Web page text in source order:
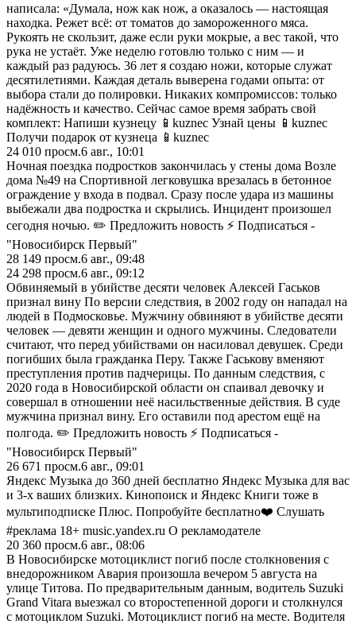
написала: «Думала, нож как нож, а оказалось — настоящая
находка. Режет всё: от томатов до замороженного мяса.
Рукоять не скользит, даже если руки мокрые, а вес такой, что
рука не устаёт. Уже неделю готовлю только с ним — и
каждый раз радуюсь. 36 лет я создаю ножи, которые служат
десятилетиями. Каждая деталь выверена годами опыта: от
выбора стали до полировки. Никаких компромиссов: только
надёжность и качество. Сейчас самое время забрать свой
комплект: Напиши кузнецу 📱kuznec Узнай цены 📱kuznec
Получи подарок от кузнеца 📱kuznec
24 010 просм.6 авг., 10:01
Ночная поездка подростков закончилась у стены дома Возле
дома №49 на Спортивной легковушка врезалась в бетонное
ограждение у входа в подвал. Сразу после удара из машины
выбежали два подростка и скрылись. Инцидент произошел
сегодня ночью. ✏️ Предложить новость ⚡ Подписаться -
"Новосибирск Первый"
28 149 просм.6 авг., 09:48
24 298 просм.6 авг., 09:12
Обвиняемый в убийстве десяти человек Алексей Гаськов
признал вину По версии следствия, в 2002 году он нападал на
людей в Подмосковье. Мужчину обвиняют в убийстве десяти
человек — девяти женщин и одного мужчины. Следователи
считают, что перед убийствами он насиловал девушек. Среди
погибших была гражданка Перу. Также Гаськову вменяют
преступления против падчерицы. По данным следствия, с
2020 года в Новосибирской области он спаивал девочку и
совершал в отношении неё насильственные действия. В суде
мужчина признал вину. Его оставили под арестом ещё на
полгода. ✏️ Предложить новость ⚡ Подписаться -
"Новосибирск Первый"
26 671 просм.6 авг., 09:01
Яндекс Музыка до 360 дней бесплатно Яндекс Музыка для вас
и 3-х ваших близких. Кинопоиск и Яндекс Книги тоже в
мультиподписке Плюс. Попробуйте бесплатно❤️ Слушать
#реклама 18+ music.yandex.ru О рекламодателе
20 360 просм.6 авг., 08:06
В Новосибирске мотоциклист погиб после столкновения с
внедорожником Авария произошла вечером 5 августа на
улице Титова. По предварительным данным, водитель Suzuki
Grand Vitara выезжал со второстепенной дороги и столкнулся
с мотоциклом Suzuki. Мотоциклист погиб на месте. Водителя